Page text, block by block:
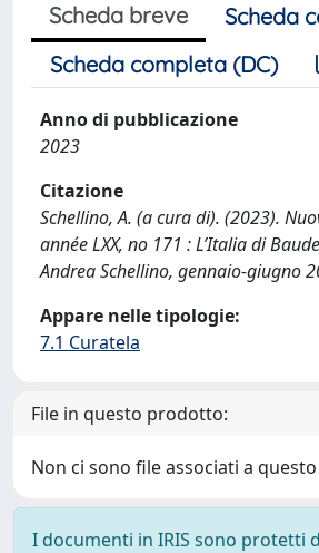
Scheda breve
Scheda
Scheda completa (DC)
Anno di pubblicazione
2023
Citazione
Schellino, A. (a cura di). (2023).
année LXX, no 171 : L’Italia di
Andrea Schellino, gennaio-giugno
Appare nelle tipologie:
7.1 Curatela
File in questo prodotto:
Non ci sono file associati a
I documenti in IRIS sono protetti